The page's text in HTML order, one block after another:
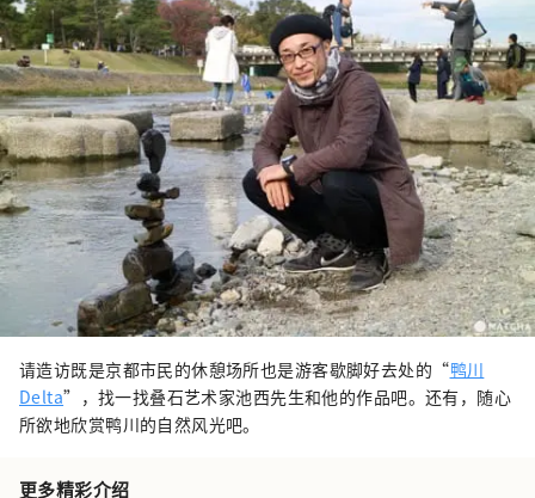
请造访既是京都市民的休憩场所也是游客歇脚好去处的“鸭川
Delta”，找一找叠石艺术家池西先生和他的作品吧。还有，随心
所欲地欣赏鸭川的自然风光吧。
更多精彩介绍